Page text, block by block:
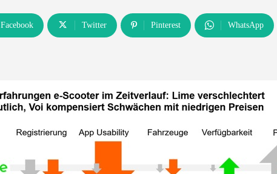
Facebook Twitter Pinterest WhatsApp